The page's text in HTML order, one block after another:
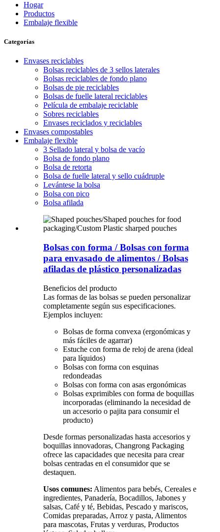
Hogar
Productos
Embalaje flexible
Categorías
Envases reciclables
Bolsas reciclables de 3 sellos laterales
Bolsas reciclables de fondo plano
Bolsas de pie reciclables
Bolsas de fuelle lateral reciclables
Película de embalaje reciclable
Sobres reciclables
Envases reciclados y reciclables
Envases compostables
Embalaje flexible
3 Sellado lateral y bolsa de vacío
Bolsa de fondo plano
Bolsa de retorta
Bolsa de fuelle lateral y sello cuádruple
Levántese la bolsa
Bolsa con pico
Bolsa afilada
Bolsas con forma / Bolsas con forma
para envasado de alimentos / Bolsas
afiladas de plástico personalizadas
Beneficios del producto
Las formas de las bolsas se pueden personalizar
completamente según sus especificaciones.
Ejemplos incluyen:
Bolsas de forma convexa (ergonómicas y
más fáciles de agarrar)
Estuche con forma de reloj de arena (ideal
para líquidos)
Bolsas con forma con esquinas
redondeadas
Bolsas con forma con asas ergonómicas
Bolsas exprimibles con forma de boquillas
incorporadas (eliminando la necesidad de
un accesorio o pajita para consumir el
producto)
Desde formas personalizadas hasta accesorios y
boquillas innovadoras, Changrong Packaging
ofrece las capacidades que necesita para crear
bolsas centradas en el consumidor que se
destaquen.
Usos comunes: Alimentos para bebés, Cereales e
ingredientes, Panadería, Bocadillos, Jabones y
salsas, Café y té, Bebidas, Pescado y mariscos,
Comidas preparadas, Arroz y pasta, Alimentos
para mascotas, Frutas y verduras, Productos